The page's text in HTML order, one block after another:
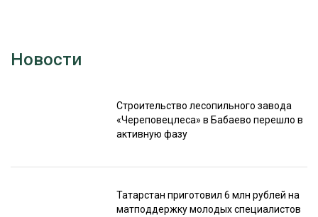
Новости
Строительство лесопильного завода
«Череповецлеса» в Бабаево перешло в
активную фазу
Татарстан приготовил 6 млн рублей на
матподдержку молодых специалистов